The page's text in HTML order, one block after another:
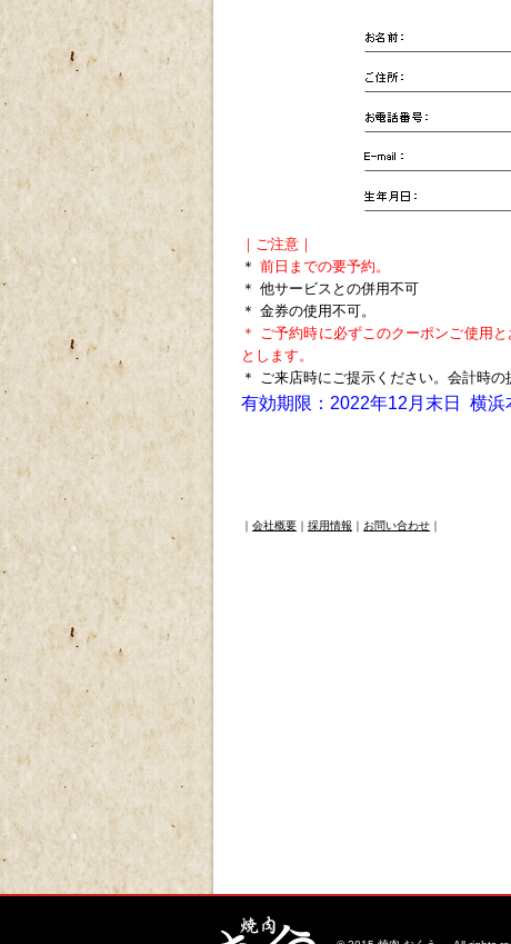
｜ご注意｜
＊ 前日までの要予約。
＊ 他サービスとの併用不可
＊ 金券の使用不可。
＊ ご予約時に必ずこのクーポンご使用
とします。
＊ ご来店時にご提示ください。会計時の
有効期限：2022年12 月末日 横浜
｜ 会社概要 ｜ 採用情報 ｜ お問い合わせ ｜